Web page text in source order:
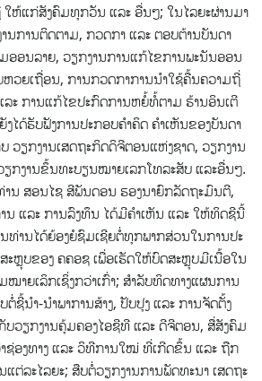
ຫ້ແກ່ສັງຄົມທຸກວັນ ແລະ ອື່ນໆ; ໃນໄລຍະຜ່ານມາ
ການຕິດຕາມ, ກວດກາ ແລະ ຕອບຕ້ານບັນດາ
ອອນລາຍ, ວຽກງານການແກ້ໄຂການພະນັນອອນ
ວຍເຖື່ອນ, ການກວດກາການນໍາໃຊ້ຄື້ນຄວາມຖີ່
ະ ການແກ້ໄຂປະກົດການຫຍໍ້ທໍ້ຕາມ ຮ້ານອິນເຕີ
ງໄດ້ຮັບຟັງການປະກອບຄໍາຄິດ ຄໍາເຫັນຂອງບັນດາ
ວຽກງານເສດຖະກິດດິຈີຕອນແຫ່ງຊາດ, ວຽກງານ
ກງານຂຶ້ນທະບຽນໝາຍເລກໂທລະສັບ ແລະອື່ນໆ.
ນ ສອນໄຊ ສີພັນດອນ ຮອງນາຍົກລັດຖະມົນຕີ,
ນ ແລະ ການລົງທຶນ ໄດ້ມີຄໍາເຫັນ ແລະ ໃຫ້ທິດຊີນີ້
ທ່ານໄດ້ຍ້ອງຍໍຊົມເຊີຍຕໍ່ທຸກພາກສ່ວນໃນການປະ
ະຫຼຸບຂອງ ຄຄອຊ ເພື່ອເຮັດໃຫ້ບົດສະຫຼຸບມີເນື້ອໃນ
າຍເລິກເຊິ່ງກວ່າເກົ່າ; ສໍາລັບທິດທາງແຜນການ
ຊີ້ນຳ-ນໍາພາການສ້າງ, ປັບປຸງ ແລະ ການຈັດຕັ້ງ
ວຽກງານຄຸ້ມຄອງໄອຊີທີ ແລະ ດີຈີຕອນ, ສື່ສັງຄົມ
ຊ່ອງທາງ ແລະ ວິທີການໃໝ່ ທີ່ເກີດຂຶ້ນ ແລະ ຖືກ
ຕ່ລະໄລຍະ; ສືບຕໍ່ວຽກງານການພັດທະນາ ເສດຖະ